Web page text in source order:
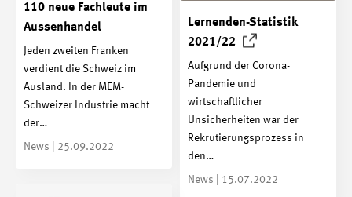
110 neue Fachleute im
Aussenhandel
Jeden zweiten Franken
verdient die Schweiz im
Ausland. In der MEM-
Schweizer Industrie macht
der…
News | 25.09.2022
Lernenden-Statistik
2021/22
Aufgrund der Corona-
Pandemie und
wirtschaftlicher
Unsicherheiten war der
Rekrutierungsprozess in
den…
News | 15.07.2022